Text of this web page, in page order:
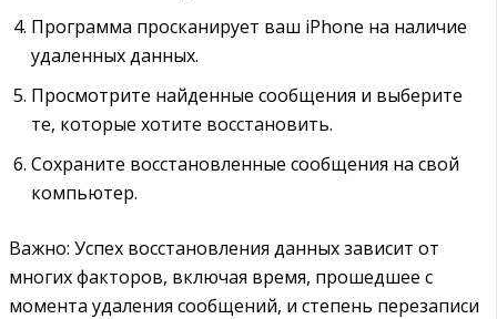
Программа просканирует ваш iPhone на наличие
удаленных данных.
Просмотрите найденные сообщения и выберите
те, которые хотите восстановить.
Сохраните восстановленные сообщения на свой
компьютер.
Важно: Успех восстановления данных зависит от
многих факторов, включая время, прошедшее с
момента удаления сообщений, и степень перезаписи